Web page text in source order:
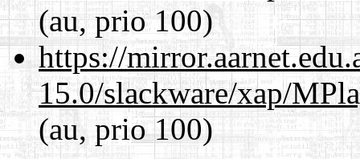
(au, prio 100)
https://
15.0/slackware/xap/
(au, prio 100)